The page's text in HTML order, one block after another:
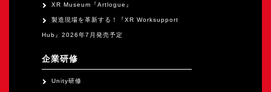
XR Museum『Artlogue』
製造現場を革新する！『XR Worksupport
Hub』2026年7月発売予定
企業研修
Unity研修